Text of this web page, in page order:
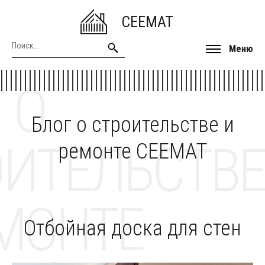
CEEMAT
Меню
Блог о строительстве и
ремонте CEEMAT
О
Отбойная доска для стен